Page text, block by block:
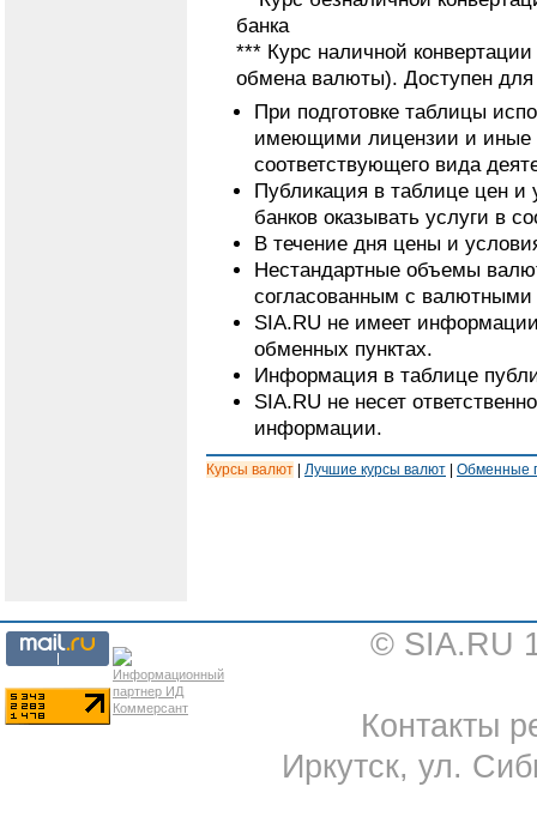
банка
*** Курс наличной
обмена валюты). Доступен для
При подготовке таблицы
имеющими лицензии и иные
соответствующего вида
Публикация в таблице цен и
банков оказывать услуги в
В течение дня цены и
Нестандартные объемы
согласованным с валютными
SIA.RU не имеет
обменных пунктах.
Информация в таблице
SIA.RU не несет
информации.
Курсы валют Лучшие курсы валют Обменные
© SIA.RU
Контакты
Иркутск, ул.